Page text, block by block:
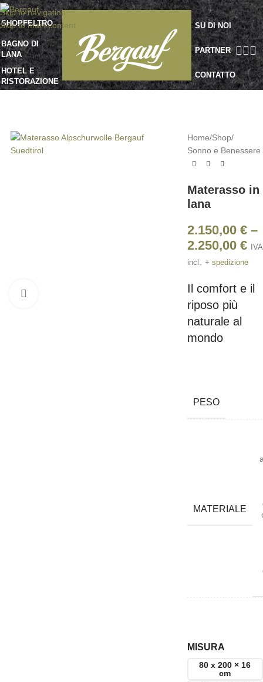
Skip to navigation
Skip to main content
SHOPFELTRO
BAGNO DI
LANA
HOTEL E
RISTORAZIONE
SU DI NOI
PARTNER
CONTATTO
Home/Shop/
Sonno e Benessere
Materasso in
lana
2.150,00 €–
2.250,00 €
IVA
incl. + spedizione
Il comfort e il
riposo più
naturale al
mondo
PESO
MATERIALE
MISURA
80 x 200 × 16
cm